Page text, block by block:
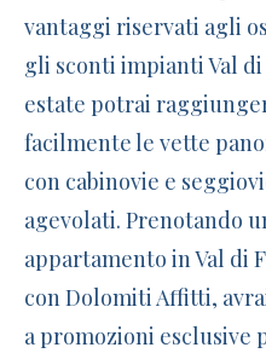
vantaggi riservati agli
gli sconti impianti Val
estate potrai
facilmente le vette
con cabinovie e
agevolati. Prenotando
appartamento in Val di
con Dolomiti Affitti,
a promozioni esclusive